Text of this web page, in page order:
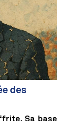
des
Sa base